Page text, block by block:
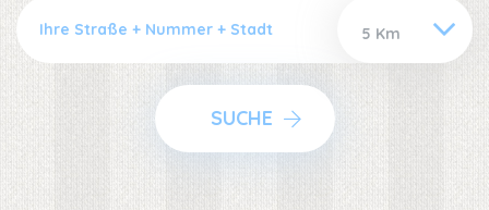
SUCHE